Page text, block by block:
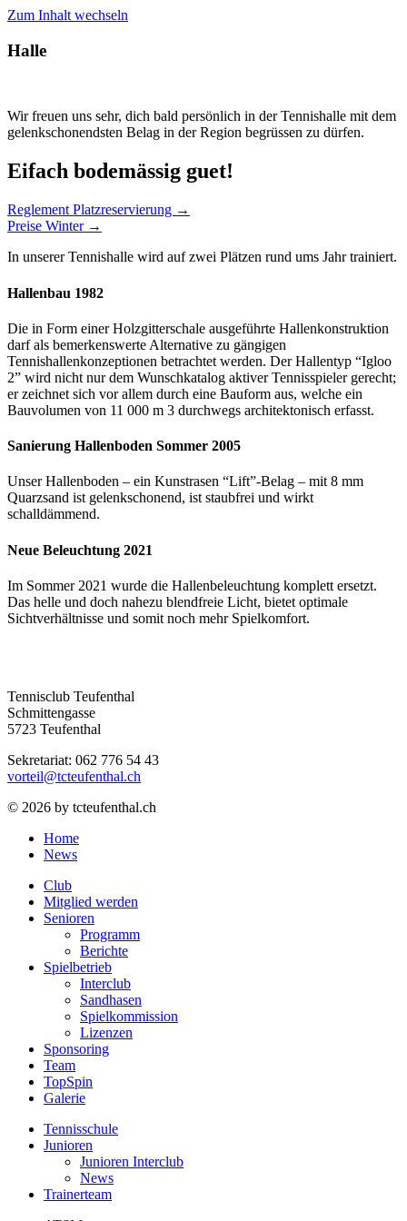
Zum Inhalt wechseln
Halle
Wir freuen uns sehr, dich bald persönlich in der Tennishalle mit dem
gelenkschonendsten Belag in der Region begrüssen zu dürfen.
Eifach bodemässig guet!
Reglement Platzreservierung →
Preise Winter →
In unserer Tennishalle wird auf zwei Plätzen rund ums Jahr trainiert.
Hallenbau 1982
Die in Form einer Holzgitterschale ausgeführte Hallenkonstruktion
darf als bemerkenswerte Alternative zu gängigen
Tennishallenkonzeptionen betrachtet werden. Der Hallentyp “Igloo
2” wird nicht nur dem Wunschkatalog aktiver Tennisspieler gerecht;
er zeichnet sich vor allem durch eine Bauform aus, welche ein
Bauvolumen von 11 000 m 3 durchwegs architektonisch erfasst.
Sanierung Hallenboden Sommer 2005
Unser Hallenboden – ein Kunstrasen “Lift”-Belag – mit 8 mm
Quarzsand ist gelenkschonend, ist staubfrei und wirkt
schalldämmend.
Neue Beleuchtung 2021
Im Sommer 2021 wurde die Hallenbeleuchtung komplett ersetzt.
Das helle und doch nahezu blendfreie Licht, bietet optimale
Sichtverhältnisse und somit noch mehr Spielkomfort.
Tennisclub Teufenthal
Schmittengasse
5723 Teufenthal
Sekretariat: 062 776 54 43
vorteil@tcteufenthal.ch
© 2026 by tcteufenthal.ch
Home
News
Club
Mitglied werden
Senioren
Programm
Berichte
Spielbetrieb
Interclub
Sandhasen
Spielkommission
Lizenzen
Sponsoring
Team
TopSpin
Galerie
Tennisschule
Junioren
Junioren Interclub
News
Trainerteam